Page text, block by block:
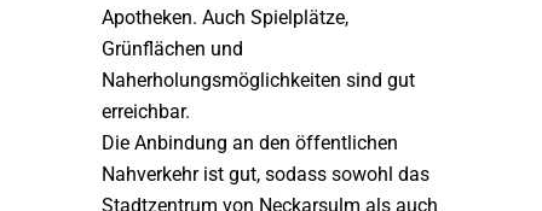
Apotheken. Auch Spielplätze,
Grünflächen und
Naherholungsmöglichkeiten sind gut
erreichbar.
Die Anbindung an den öffentlichen
Nahverkehr ist gut, sodass sowohl das
Stadtzentrum von Neckarsulm als auch